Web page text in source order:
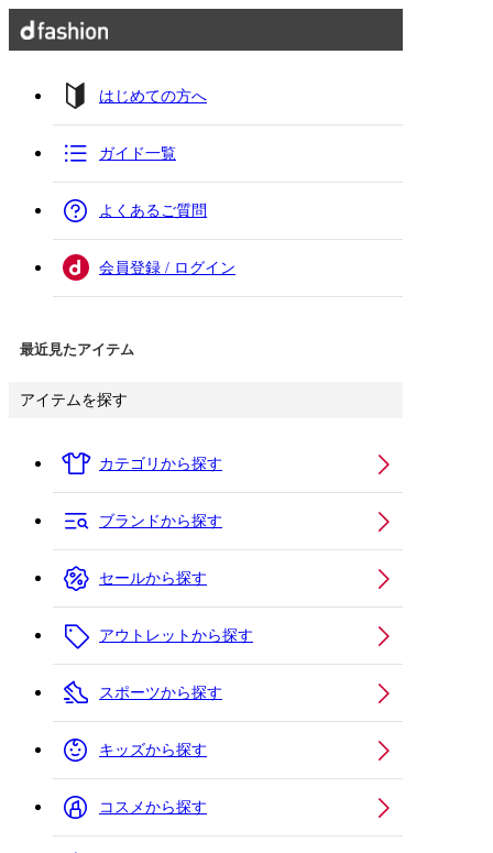
はじめての方へ
ガイド一覧
よくあるご質問
会員登録 / ログイン
最近見たアイテム
アイテムを探す
カテゴリから探す
ブランドから探す
セールから探す
アウトレットから探す
スポーツから探す
キッズから探す
コスメから探す